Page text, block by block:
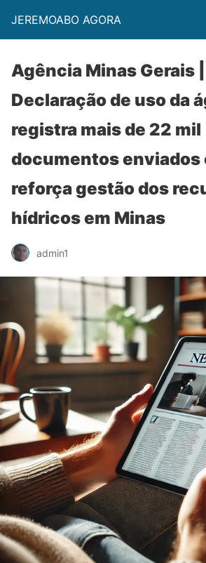
JEREMOABO AGORA
Agência Minas Gerais |
Declaração de uso da
registra mais de 22 mil
documentos enviados
reforça gestão dos
hídricos em Minas
admin1